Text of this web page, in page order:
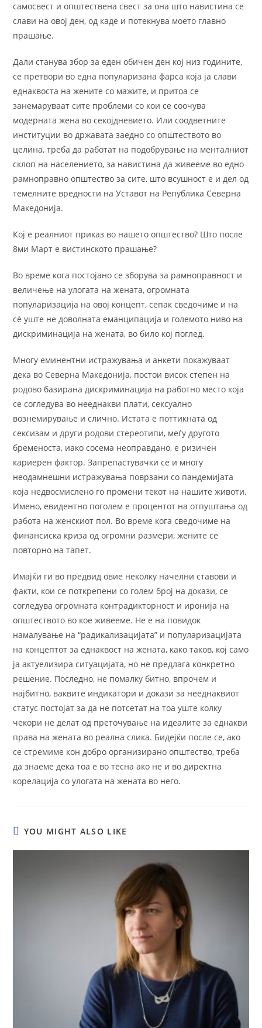
самосвест и општествена свест за она што навистина се
слави на овој ден, од каде и потекнува моето главно
прашање.
Дали станува збор за еден обичен ден кој низ годините,
се претвори во една популаризана фарса која ја слави
еднаквоста на жените со мажите, и притоа се
занемаруваат сите проблеми со кои се соочува
модерната жена во секојдневието. Или соодветните
институции во државата заедно со општеството во
целина, треба да работат на подобрување на менталниот
склоп на населението, за навистина да живееме во едно
рамноправно општество за сите, што всушност е и дел од
темелните вредности на Уставот на Република Северна
Македонија.
Кој е реалниот приказ во нашето општество? Што после
8ми Март е вистинското прашање?
Во време кога постојано се зборува за рамноправност и
величење на улогата на жената, огромната
популаризација на овој концепт, сепак сведочиме и на
сѐ уште не доволната еманципација и големото ниво на
дискриминација на жената, во било кој поглед.
Многу еминентни истражувања и анкети покажуваат
дека во Северна Македонија, постои висок степен на
родово базирана дискриминација на работно место која
се согледува во нееднакви плати, сексуално
вознемирување и слично. Истата е поттикната од
сексизам и други родови стереотипи, меѓу другото
бременоста, иако сосема неоправдано, е ризичен
кариерен фактор. Запрепастувачки се и многу
неодамнешни истражувања поврзани со пандемијата
која недвосмислено го промени текот на нашите животи.
Имено, евидентно поголем е процентот на отпуштања од
работа на женскиот пол. Во време кога сведочиме на
финансиска криза од огромни размери, жените се
повторно на тапет.
Имајќи ги во предвид овие неколку начелни ставови и
факти, кои се поткрепени со голем број на докази, се
согледува огромната контрадикторност и иронија на
општеството во кое живееме. Не е на повидок
намалување на “радикализацијата” и популаризацијата
на концептот за еднаквост на жената, како таков, кој само
ја актуелизира ситуацијата, но не предлага конкретно
решение. Последно, не помалку битно, впрочем и
најбитно, ваквите индикатори и докази за нееднаквиот
статус постојат за да не потсетат на тоа уште колку
чекори не делат од преточување на идеалите за еднакви
права на жената во реална слика. Бидејќи после се, ако
се стремиме кон добро организирано општество, треба
да знаеме дека тоа е во тесна ако не и во директна
корелација со улогата на жената во него.
YOU MIGHT ALSO LIKE